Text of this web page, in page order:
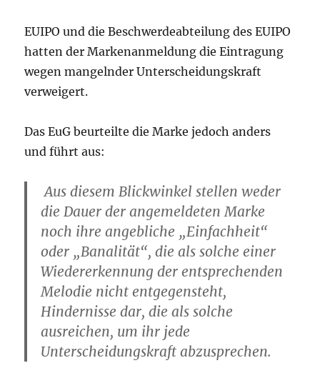
EUIPO und die Beschwerdeabteilung des EUIPO
hatten der Markenanmeldung die Eintragung
wegen mangelnder Unterscheidungskraft
verweigert.
Das EuG beurteilte die Marke jedoch anders
und führt aus:
Aus diesem Blickwinkel stellen weder
die Dauer der angemeldeten Marke
noch ihre angebliche „Einfachheit“
oder „Banalität“, die als solche einer
Wiedererkennung der entsprechenden
Melodie nicht entgegensteht,
Hindernisse dar, die als solche
ausreichen, um ihr jede
Unterscheidungskraft abzusprechen.